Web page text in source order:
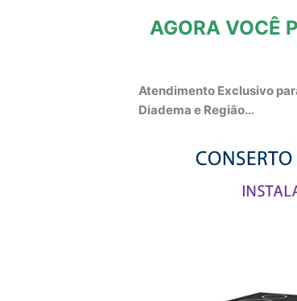
AGORA VOCÊ
Atendimento Exclusivo
Diadema e Região…